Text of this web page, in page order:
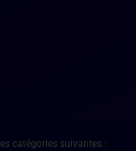
catégories suivantes :